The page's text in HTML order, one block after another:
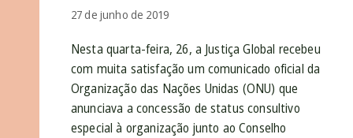
27 de junho de 2019
Nesta quarta-feira, 26, a Justiça Global recebeu
com muita satisfação um comunicado oficial da
Organização das Nações Unidas (ONU) que
anunciava a concessão de status consultivo
especial à organização junto ao Conselho